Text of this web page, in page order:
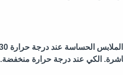
الكي عند درجة حرارة منخفضة.